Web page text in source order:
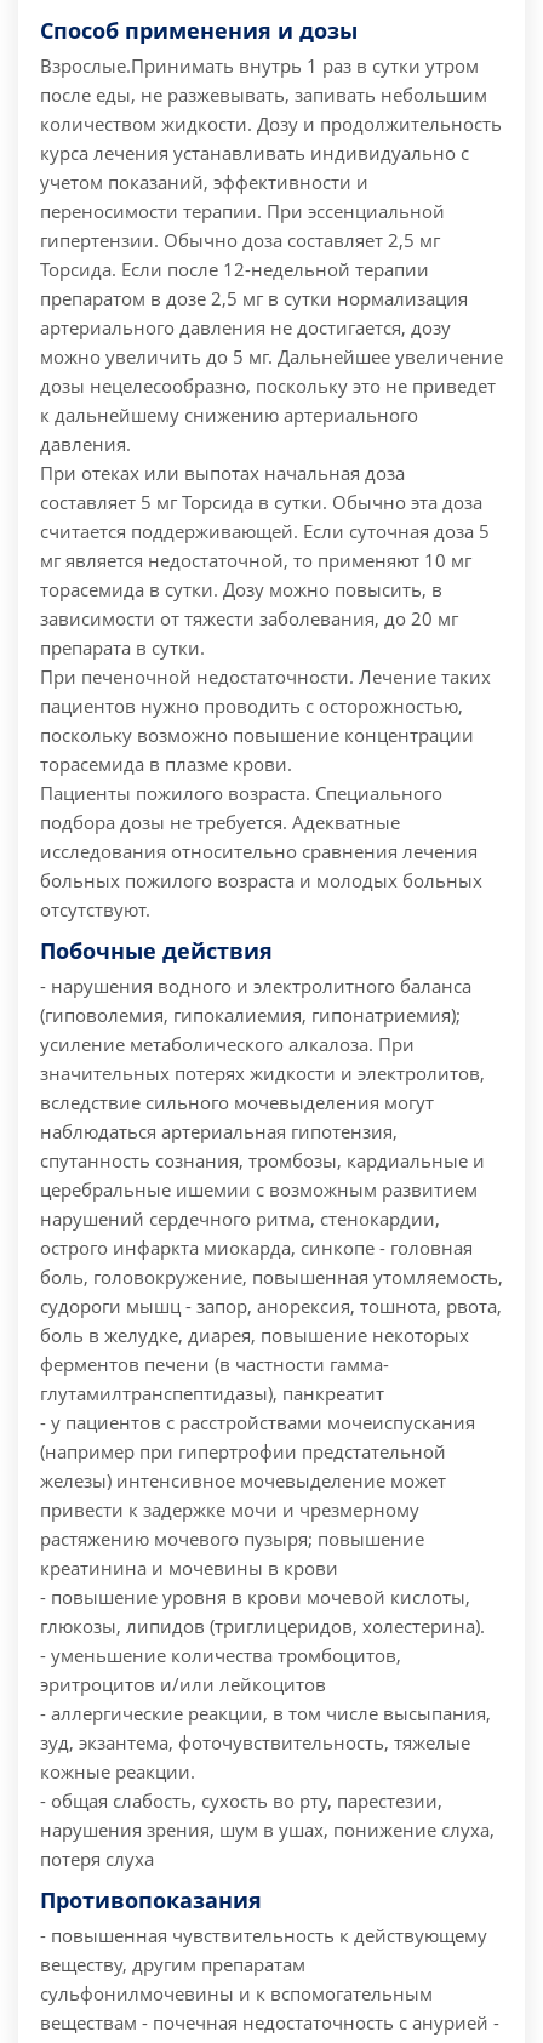
Способ применения и дозы
Взрослые.Принимать внутрь 1 раз в сутки утром
после еды, не разжевывать, запивать небольшим
количеством жидкости. Дозу и продолжительность
курса лечения устанавливать индивидуально с
учетом показаний, эффективности и
переносимости терапии. При эссенциальной
гипертензии. Обычно доза составляет 2,5 мг
Торсида. Если после 12-недельной терапии
препаратом в дозе 2,5 мг в сутки нормализация
артериального давления не достигается, дозу
можно увеличить до 5 мг. Дальнейшее увеличение
дозы нецелесообразно, поскольку это не приведет
к дальнейшему снижению артериального
давления.
При отеках или выпотах начальная доза
составляет 5 мг Торсида в сутки. Обычно эта доза
считается поддерживающей. Если суточная доза 5
мг является недостаточной, то применяют 10 мг
торасемида в сутки. Дозу можно повысить, в
зависимости от тяжести заболевания, до 20 мг
препарата в сутки.
При печеночной недостаточности. Лечение таких
пациентов нужно проводить с осторожностью,
поскольку возможно повышение концентрации
торасемида в плазме крови.
Пациенты пожилого возраста. Специального
подбора дозы не требуется. Адекватные
исследования относительно сравнения лечения
больных пожилого возраста и молодых больных
отсутствуют.
Побочные действия
- нарушения водного и электролитного баланса
(гиповолемия, гипокалиемия, гипонатриемия);
усиление метаболического алкалоза. При
значительных потерях жидкости и электролитов,
вследствие сильного мочевыделения могут
наблюдаться артериальная гипотензия,
спутанность сознания, тромбозы, кардиальные и
церебральные ишемии с возможным развитием
нарушений сердечного ритма, стенокардии,
острого инфаркта миокарда, синкопе - головная
боль, головокружение, повышенная утомляемость,
судороги мышц - запор, анорексия, тошнота, рвота,
боль в желудке, диарея, повышение некоторых
ферментов печени (в частности гамма-
глутамилтранспептидазы), панкреатит
- у пациентов с расстройствами мочеиспускания
(например при гипертрофии предстательной
железы) интенсивное мочевыделение может
привести к задержке мочи и чрезмерному
растяжению мочевого пузыря; повышение
креатинина и мочевины в крови
- повышение уровня в крови мочевой кислоты,
глюкозы, липидов (триглицеридов, холестерина).
- уменьшение количества тромбоцитов,
эритроцитов и/или лейкоцитов
- аллергические реакции, в том числе высыпания,
зуд, экзантема, фоточувствительность, тяжелые
кожные реакции.
- общая слабость, сухость во рту, парестезии,
нарушения зрения, шум в ушах, понижение слуха,
потеря слуха
Противопоказания
- повышенная чувствительность к действующему
веществу, другим препаратам
сульфонилмочевины и к вспомогательным
веществам - почечная недостаточность с анурией -